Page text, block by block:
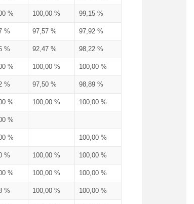
% 100,00 % 99,15 %
% 97,57 % 97,92 %
% 92,47 % 98,22 %
% 100,00 % 100,00 %
% 97,50 % 98,89 %
% 100,00 % 100,00 %
%
% 100,00 %
% 100,00 % 100,00 %
% 100,00 % 100,00 %
% 100,00 % 100,00 %